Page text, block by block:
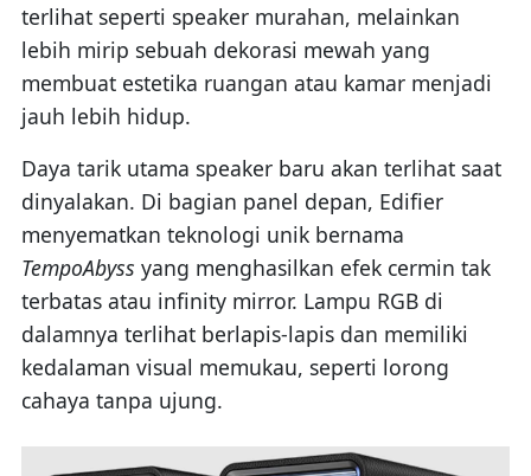
terlihat seperti speaker murahan, melainkan
lebih mirip sebuah dekorasi mewah yang
membuat estetika ruangan atau kamar menjadi
jauh lebih hidup.
Daya tarik utama speaker baru akan terlihat saat
dinyalakan. Di bagian panel depan, Edifier
menyematkan teknologi unik bernama
TempoAbyss yang menghasilkan efek cermin tak
terbatas atau infinity mirror. Lampu RGB di
dalamnya terlihat berlapis-lapis dan memiliki
kedalaman visual memukau, seperti lorong
cahaya tanpa ujung.